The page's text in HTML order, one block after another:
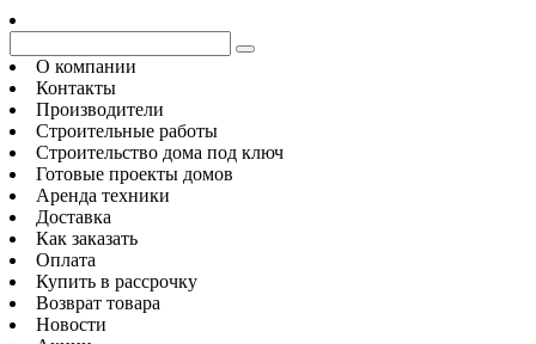
О компании
Контакты
Производители
Строительные работы
Строительство дома под ключ
Готовые проекты домов
Аренда техники
Доставка
Как заказать
Оплата
Купить в рассрочку
Возврат товара
Новости